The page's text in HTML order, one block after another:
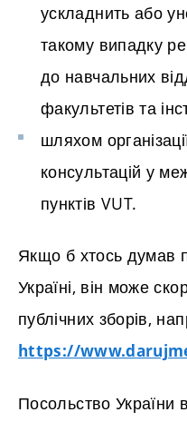
ускладнить або
такому випадку
до навчальних
факультетів та
шляхом
консультацій у
пунктів VUT.
Якщо б хтось думав
Україні, він може
публічних зборів,
https://
Посольство України